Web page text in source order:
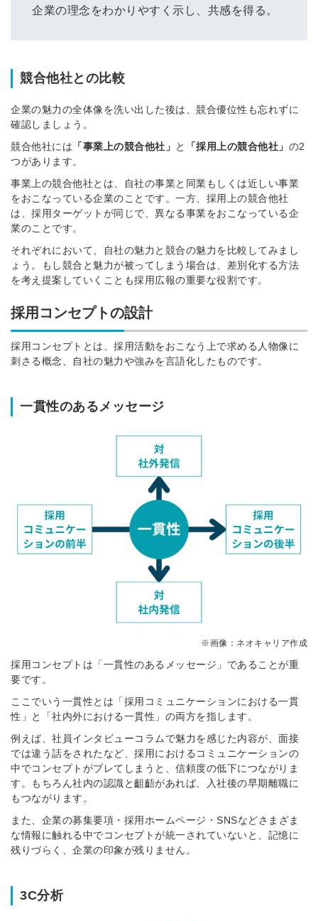
企業の理念をわかりやすく示し、共感を得る。
競合他社との比較
企業の魅力の全体像を洗い出した後は、競合優位性も忘れずに
確認しましょう。
競合他社には 「事業上の競合他社」 と 「採用上の競合他社」 の2
つがあります。
事業上の競合他社とは、自社の事業と同業もしくは近しい事業
をおこなっている企業のことです。一方、採用上の競合他社
は、採用ターゲットが同じで、異なる事業をおこなっている企
業のことです。
それぞれにおいて、自社の魅力と競合の魅力を比較してみまし
ょう。もし競合と魅力が被ってしまう場合は、差別化する方法
を考え提案していくことも採用広報の重要な役割です。
採用コンセプトの設計
採用コンセプトとは、採用活動をおこなう上で求める人物像に
刺さる概念、自社の魅力や強みを言語化したものです。
一貫性のあるメッセージ
※画像：ネオキャリア作成
採用コンセプトは「一貫性のあるメッセージ」であることが重
要です。
ここでいう一貫性とは「採用コミュニケーションにおける一貫
性」と「社内外における一貫性」の両方を指します。
例えば、社員インタビューコラムで魅力を感じた内容が、面接
では違う話をされたなど、採用におけるコミュニケーションの
中でコンセプトがブレてしまうと、信頼度の低下につながりま
す。もちろん社内の認識と齟齬があれば、入社後の早期離職に
もつながります。
また、企業の募集要項・採用ホームページ・SNSなどさまざま
な情報に触れる中でコンセプトが統一されていないと、記憶に
残りづらく、企業の印象が残りません。
3C分析